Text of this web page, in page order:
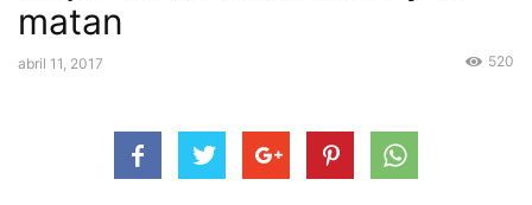
matan
abril 11, 2017 520